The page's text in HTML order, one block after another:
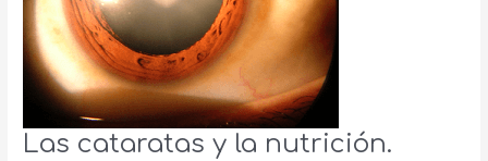
Las cataratas y la nutrición.